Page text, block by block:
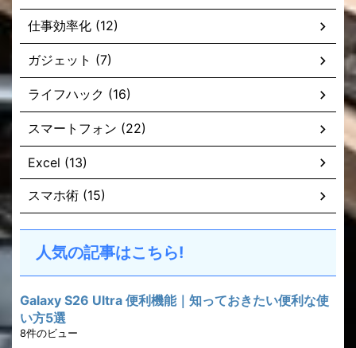
仕事効率化 (12)
ガジェット (7)
ライフハック (16)
スマートフォン (22)
Excel (13)
スマホ術 (15)
人気の記事はこちら!
Galaxy S26 Ultra 便利機能｜知っておきたい便利な使
い方5選
8件のビュー